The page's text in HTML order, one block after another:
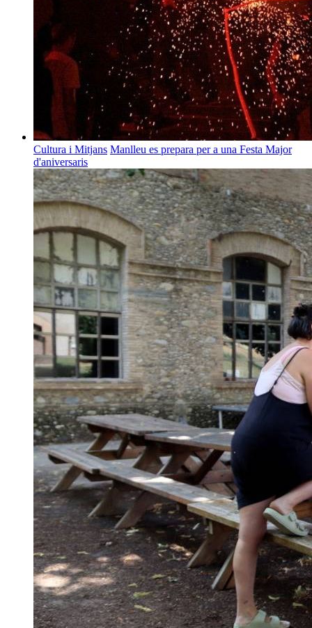
Cultura i Mitjans Manlleu es prepara per a una Festa Major
d'aniversaris